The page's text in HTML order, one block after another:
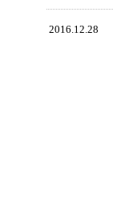
2016.12.28